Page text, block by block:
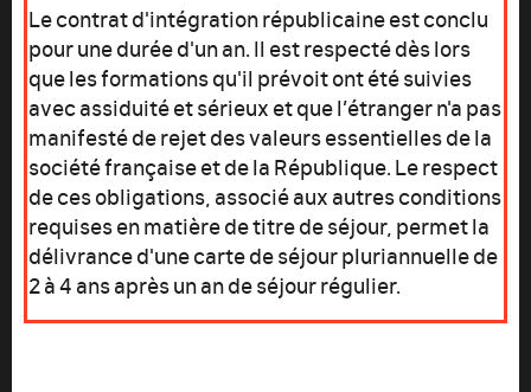
Le contrat d'intégration républicaine est conclu
pour une durée d'un an. Il est respecté dès lors
que les formations qu'il prévoit ont été suivies
avec assiduité et sérieux et que l’étranger n'a pas
manifesté de rejet des valeurs essentielles de la
société française et de la République. Le respect
de ces obligations, associé aux autres conditions
requises en matière de titre de séjour, permet la
délivrance d'une carte de séjour pluriannuelle de
2 à 4 ans après un an de séjour régulier.